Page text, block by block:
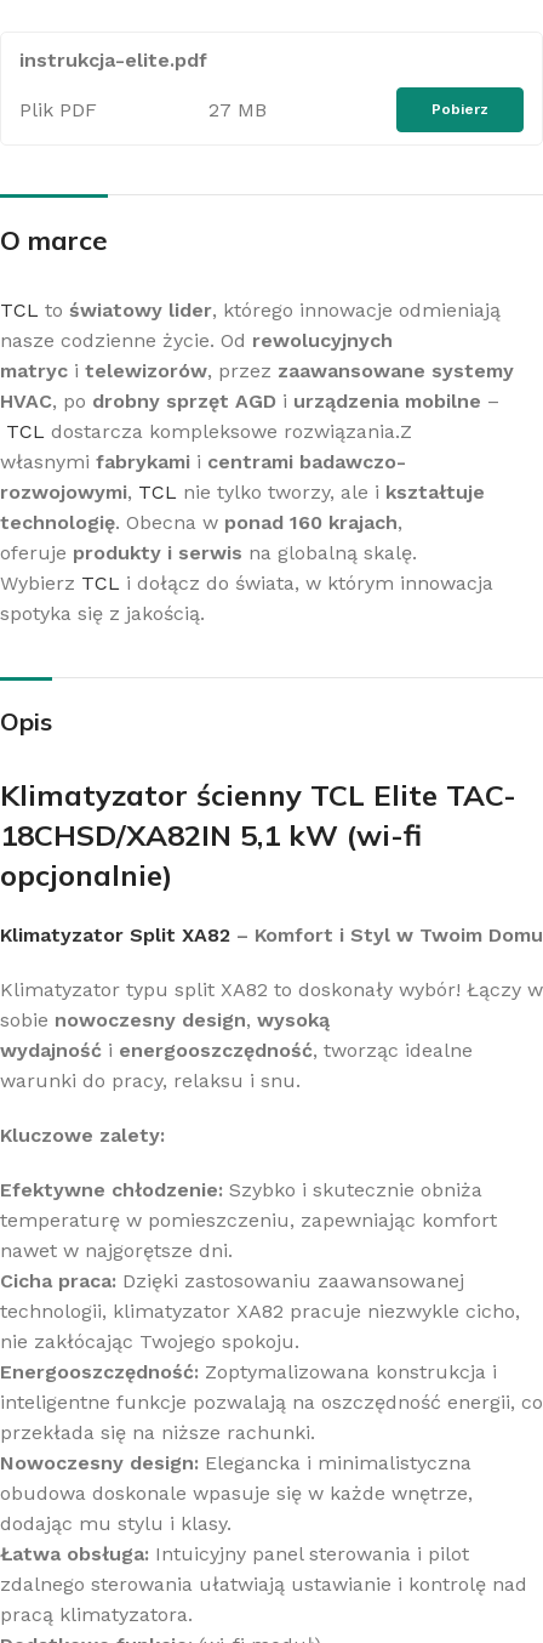
instrukcja-elite.pdf
Plik PDF 27 MB Pobierz
O marce
TCL to światowy lider, którego innowacje odmieniają
nasze codzienne życie. Od rewolucyjnych
matryc i telewizorów, przez zaawansowane systemy
HVAC, po drobny sprzęt AGD i urządzenia mobilne –
TCL dostarcza kompleksowe rozwiązania.Z
własnymi fabrykami i centrami badawczo-
rozwojowymi, TCL nie tylko tworzy, ale i kształtuje
technologię. Obecna w ponad 160 krajach,
oferuje produkty i serwis na globalną skalę.
Wybierz TCL i dołącz do świata, w którym innowacja
spotyka się z jakością.
Opis
Klimatyzator ścienny TCL Elite TAC-
18CHSD/XA82IN 5,1 kW (wi-fi
opcjonalnie)
Klimatyzator Split XA82 – Komfort i Styl w Twoim Domu
Klimatyzator typu split XA82 to doskonały wybór! Łączy w
sobie nowoczesny design, wysoką
wydajność i energooszczędność, tworząc idealne
warunki do pracy, relaksu i snu.
Kluczowe zalety:
Efektywne chłodzenie: Szybko i skutecznie obniża
temperaturę w pomieszczeniu, zapewniając komfort
nawet w najgorętsze dni.
Cicha praca: Dzięki zastosowaniu zaawansowanej
technologii, klimatyzator XA82 pracuje niezwykle cicho,
nie zakłócając Twojego spokoju.
Energooszczędność: Zoptymalizowana konstrukcja i
inteligentne funkcje pozwalają na oszczędność energii, co
przekłada się na niższe rachunki.
Nowoczesny design: Elegancka i minimalistyczna
obudowa doskonale wpasuje się w każde wnętrze,
dodając mu stylu i klasy.
Łatwa obsługa: Intuicyjny panel sterowania i pilot
zdalnego sterowania ułatwiają ustawianie i kontrolę nad
pracą klimatyzatora.